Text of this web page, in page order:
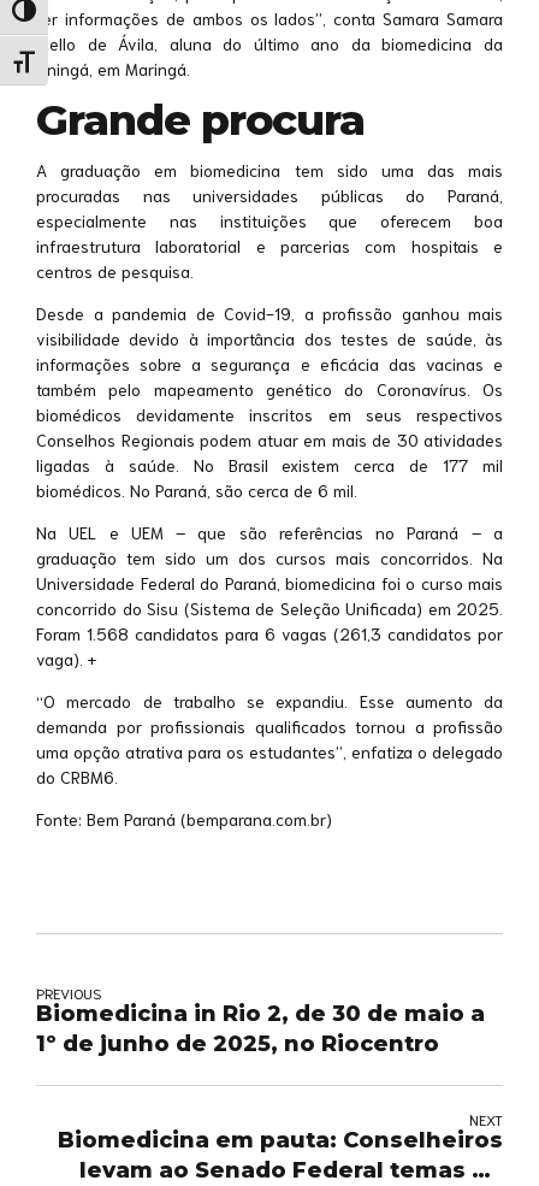
Alternar alto contraste
Alternar tamanho da fonte
ter informações de ambos os lados”, conta Samara Samara
Mello de Ávila, aluna do último ano da biomedicina da
Uningá, em Maringá.
Grande procura
A graduação em biomedicina tem sido uma das mais
procuradas nas universidades públicas do Paraná,
especialmente nas instituições que oferecem boa
infraestrutura laboratorial e parcerias com hospitais e
centros de pesquisa.
Desde a pandemia de Covid-19, a profissão ganhou mais
visibilidade devido à importância dos testes de saúde, às
informações sobre a segurança e eficácia das vacinas e
também pelo mapeamento genético do Coronavírus. Os
biomédicos devidamente inscritos em seus respectivos
Conselhos Regionais podem atuar em mais de 30 atividades
ligadas à saúde. No Brasil existem cerca de 177 mil
biomédicos. No Paraná, são cerca de 6 mil.
Na UEL e UEM – que são referências no Paraná – a
graduação tem sido um dos cursos mais concorridos. Na
Universidade Federal do Paraná, biomedicina foi o curso mais
concorrido do Sisu (Sistema de Seleção Unificada) em 2025.
Foram 1.568 candidatos para 6 vagas (261,3 candidatos por
vaga). +
“O mercado de trabalho se expandiu. Esse aumento da
demanda por profissionais qualificados tornou a profissão
uma opção atrativa para os estudantes”, enfatiza o delegado
do CRBM6.
Fonte: Bem Paraná (bemparana.com.br)
PREVIOUS
Biomedicina in Rio 2, de 30 de maio a
1º de junho de 2025, no Riocentro
NEXT
Biomedicina em pauta: Conselheiros
levam ao Senado Federal temas de